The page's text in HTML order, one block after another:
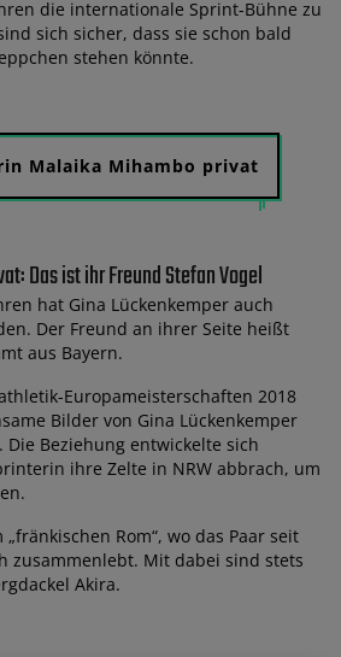
die internationale Sprint-Bühne zu
sich sicher, dass sie schon bald
stehen könnte.
Malaika Mihambo privat
Das ist ihr Freund Stefan Vogel
hat Gina Lückenkemper auch
Der Freund an ihrer Seite heißt
aus Bayern.
Europameisterschaften 2018
Bilder von Gina Lückenkemper
Beziehung entwickelte sich
ihre Zelte in NRW abbrach, um
Rom“, wo das Paar seit
zusammenlebt. Mit dabei sind stets
Akira.